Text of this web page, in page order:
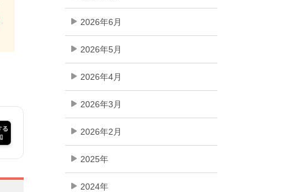
2026年6月
2026年5月
2026年4月
2026年3月
2026年2月
2025年
2024年